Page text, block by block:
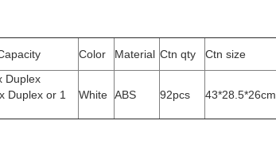
Color Material Ctn qty Ctn size
Duplex
Duplex or 1
White ABS 92pcs 43*28.5*26cm